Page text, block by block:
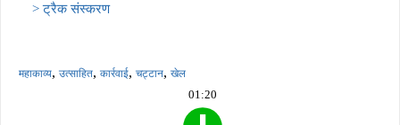
> ट्रैक संस्करण
महाकाव्य, उत्साहित, कार्रवाई, चट्टान, खेल
01:20